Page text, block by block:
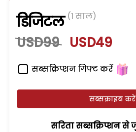
डिजिटल (1 साल)
USD99 USD49
सब्सक्रिप्शन गिफ्ट करें
सब्सक्राइब करें
सरिता सब्सक्रिप्शन से